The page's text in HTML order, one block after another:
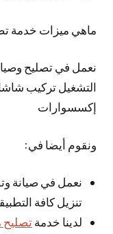
ماهي ميزات خدمة
نعمل في تصليح
التشغيل تركيب
إكسسوارات
ونقوم أيضا في:
نعمل في صيانة
تنزيل كافة
لدينا خدمةتصليح